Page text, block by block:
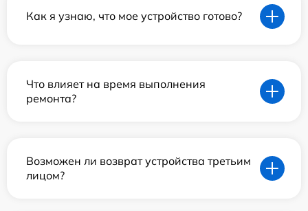
Как я узнаю, что мое устройство готово?
Что влияет на время выполнения
ремонта?
Возможен ли возврат устройства третьим
лицом?